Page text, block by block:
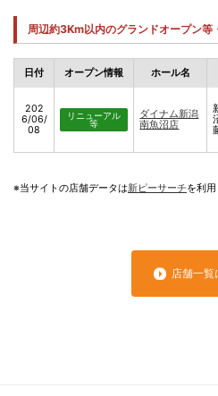
周辺約3Km以内のグランドオープン等
日付 オープン情報 ホール名
202
6/06/
08
リニューアル
等
ダイナム新潟
南魚沼店
※当サイトの店舗データは新ピーサーチを利
店舗一覧